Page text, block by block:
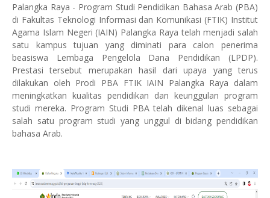
Palangka Raya - Program Studi Pendidikan Bahasa Arab (PBA)
di Fakultas Teknologi Informasi dan Komunikasi (FTIK) Institut
Agama Islam Negeri (IAIN) Palangka Raya telah menjadi salah
satu kampus tujuan yang diminati para calon penerima
beasiswa Lembaga Pengelola Dana Pendidikan (LPDP).
Prestasi tersebut merupakan hasil dari upaya yang terus
dilakukan oleh Prodi PBA FTIK IAIN Palangka Raya dalam
meningkatkan kualitas pendidikan dan keunggulan program
studi mereka. Program Studi PBA telah dikenal luas sebagai
salah satu program studi yang unggul di bidang pendidikan
bahasa Arab.